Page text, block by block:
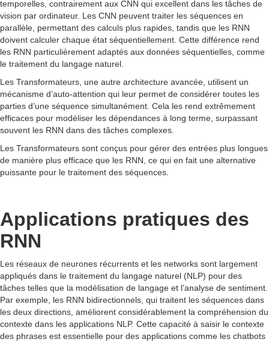
temporelles, contrairement aux CNN qui excellent dans les tâches de
vision par ordinateur. Les CNN peuvent traiter les séquences en
parallèle, permettant des calculs plus rapides, tandis que les RNN
doivent calculer chaque état séquentiellement. Cette différence rend
les RNN particulièrement adaptés aux données séquentielles, comme
le traitement du langage naturel.
Les Transformateurs, une autre architecture avancée, utilisent un
mécanisme d’auto-attention qui leur permet de considérer toutes les
parties d’une séquence simultanément. Cela les rend extrêmement
efficaces pour modéliser les dépendances à long terme, surpassant
souvent les RNN dans des tâches complexes.
Les Transformateurs sont conçus pour gérer des entrées plus longues
de manière plus efficace que les RNN, ce qui en fait une alternative
puissante pour le traitement des séquences.
Applications pratiques des
RNN
Les réseaux de neurones récurrents et les networks sont largement
appliqués dans le traitement du langage naturel (NLP) pour des
tâches telles que la modélisation de langage et l’analyse de sentiment.
Par exemple, les RNN bidirectionnels, qui traitent les séquences dans
les deux directions, améliorent considérablement la compréhension du
contexte dans les applications NLP. Cette capacité à saisir le contexte
des phrases est essentielle pour des applications comme les chatbots